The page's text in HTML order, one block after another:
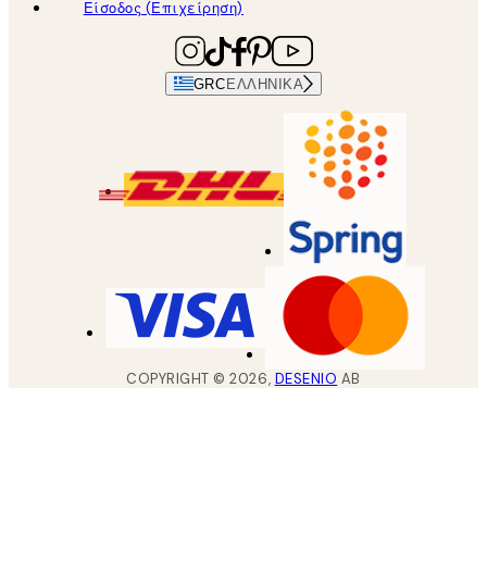
Είσοδος (Επιχείρηση)
GRCΕΛΛΗΝΙΚΆ
COPYRIGHT ©2026, DESENIO AB